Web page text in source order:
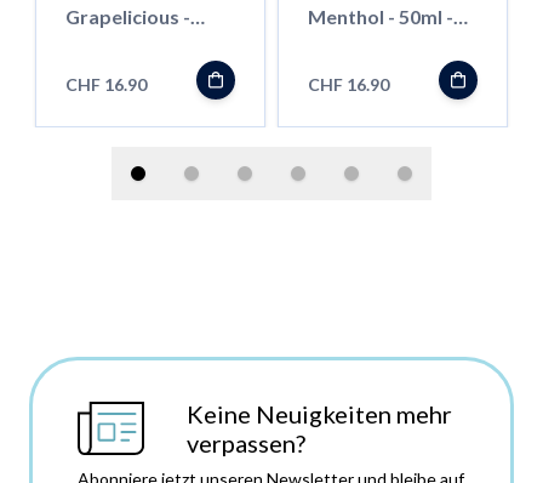
Grapelicious -
CHF 16.90
Menthol - 50ml -
CHF 16.90
Keine Neuigkeiten mehr
verpassen?
Abonniere jetzt unseren Newsletter und bleibe auf